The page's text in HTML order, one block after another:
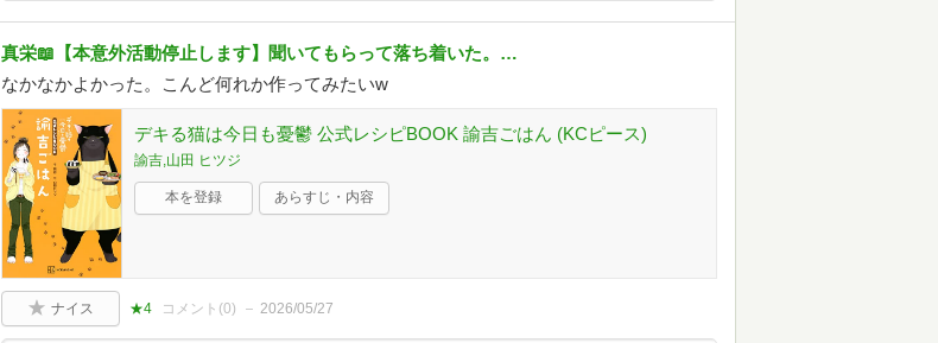
真栄📖【本意外活動停止します】聞いてもらって落ち着いた。…
なかなかよかった。こんど何れか作ってみたいw
デキる猫は今日も憂鬱 公式レシピBOOK 諭吉ごはん (KCピース)
諭吉,山田 ヒツジ
本を登録 あらすじ・内容
ナイス ★4 コメント(0) 2026/05/27